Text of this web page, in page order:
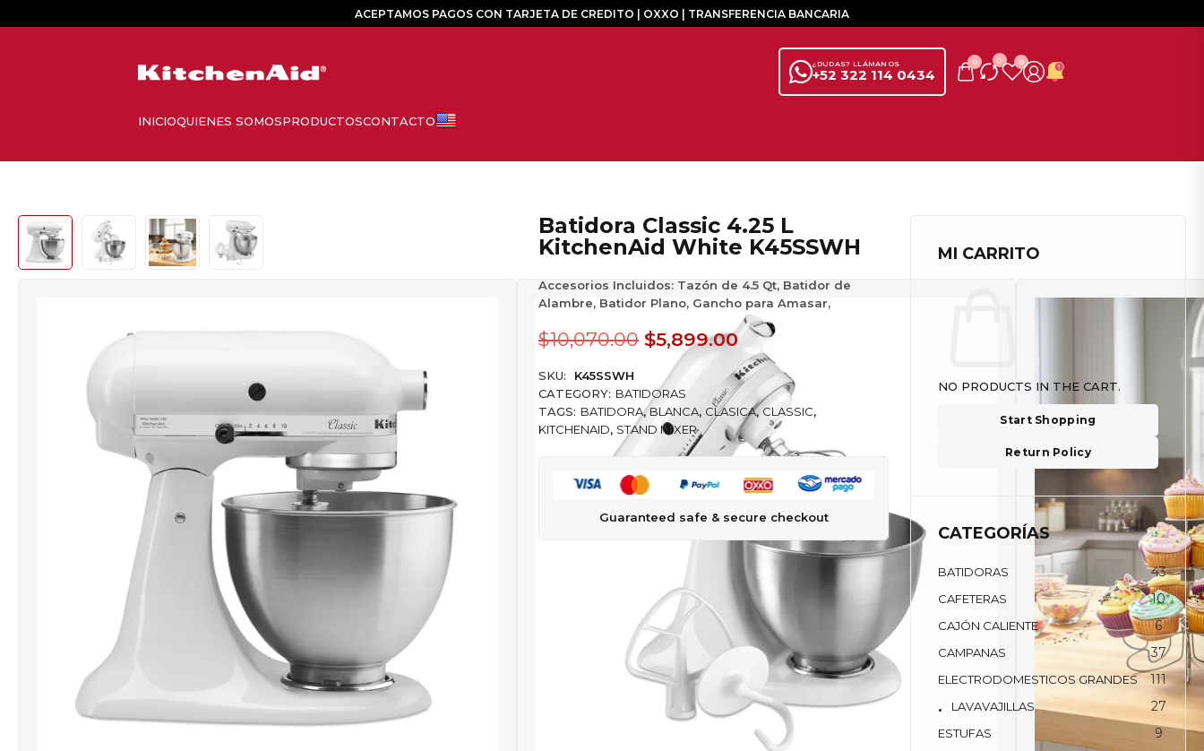
ACEPTAMOS PAGOS CON TARJETA DE CREDITO | OXXO | TRANSFERENCIA BANCARIA
+52 322 114 0434
¿DUDAS? LLÁMANOS 0 0 0
Batidora Classic 4.25 L
KitchenAid White K45SSWH
Accesorios Incluidos: Tazón de 4.5 Qt, Batidor de
Alambre, Batidor Plano, Gancho para Amasar,
$10,070.00 $5,899.00
SKU:
K45SSWH
CATEGORY: BATIDORAS
TAGS: BATIDORA,BLANCA, CLASICA, CLASSIC,
KITCHENAID, STAND MIXER
Guaranteed safe & secure checkout
MI CARRITO
NO PRODUCTS IN THE CART.
Start Shopping
Return Policy
CATEGORÍAS
BATIDORAS 43
CAFETERAS 10
CAJÓN CALIENTE 6
CAMPANAS 37
ELECTRODOMESTICOS GRANDES 111
LAVAVAJILLAS 27
ESTUFAS 9